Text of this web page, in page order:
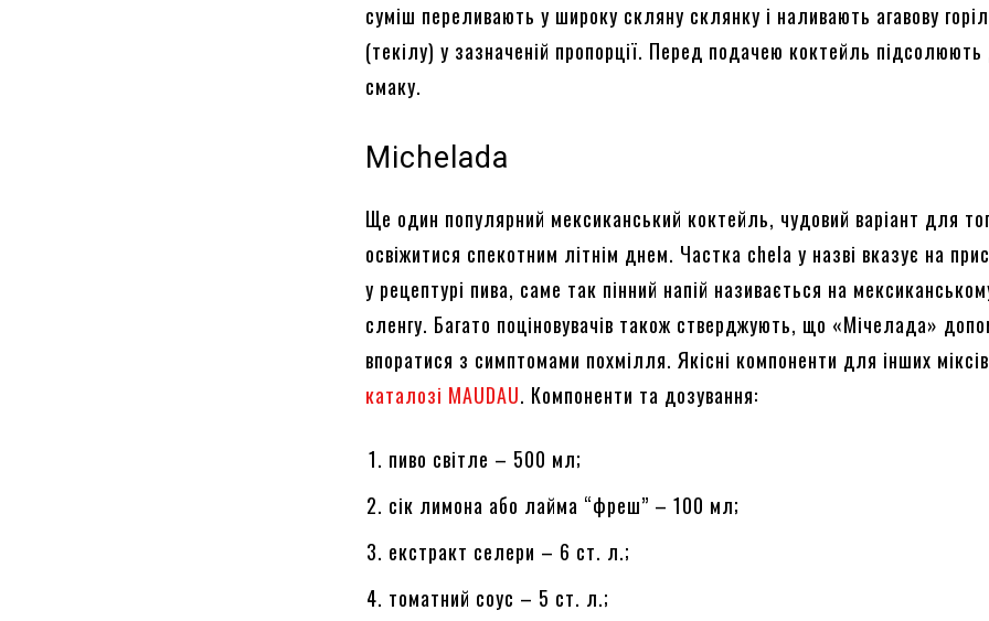
суміш переливають у широку скляну склянку і наливають агавову
(текілу) у зазначеній пропорції. Перед подачею коктейль підсолюють
смаку.
Michelada
Ще один популярний мексиканський коктейль, чудовий варіант для
освіжитися спекотним літнім днем. Частка chela у назві вказує на
у рецептурі пива, саме так пінний напій називається на
сленгу. Багато поціновувачів також стверджують, що «Мічелада»
впоратися з симптомами похмілля. Якісні компоненти для інших
каталозі MAUDAU. Компоненти та дозування:
пиво світле – 500 мл;
сік лимона або лайма “фреш” – 100 мл;
екстракт селери – 6 ст. л.;
томатний соус – 5 ст. л.;